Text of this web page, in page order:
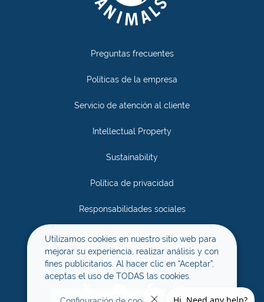
Preguntas frecuentes
Políticas de la empresa
Servicio de atención al cliente
Intellectual Property
Sustainability
Política de privacidad
Responsabilidades sociales
Términos y condiciones
Utilizamos cookies en nuestro sitio web para
mejorar su experiencia, realizar análisis y con
fines publicitarios. Al hacer clic en “Aceptar”,
aceptas el uso de TODAS las cookies.